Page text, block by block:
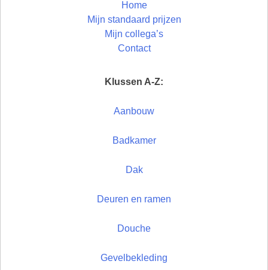
Home
Mijn standaard prijzen
Mijn collega’s
Contact
Klussen A-Z:
Aanbouw
Badkamer
Dak
Deuren en ramen
Douche
Gevelbekleding